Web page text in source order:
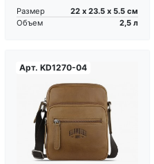
Размер
22 х 23.5 х 5.5 см
Объем
2,5 л
Арт. KD1270-04
Загрузка...